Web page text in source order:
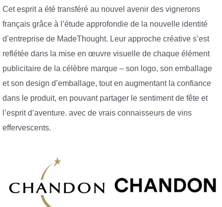
Cet esprit a été transféré au nouvel avenir des vignerons
français grâce à l’étude approfondie de la nouvelle identité
d’entreprise de MadeThought. Leur approche créative s’est
reflétée dans la mise en œuvre visuelle de chaque élément
publicitaire de la célèbre marque – son logo, son emballage
et son design d’emballage, tout en augmentant la confiance
dans le produit, en pouvant partager le sentiment de fête et
l’esprit d’aventure. avec de vrais connaisseurs de vins
effervescents.